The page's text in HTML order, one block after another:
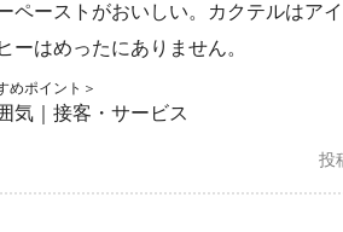
ペーストがおいしい。カクテルはア
ーはめったにありません。
めポイント＞
気｜接客・サービス
投